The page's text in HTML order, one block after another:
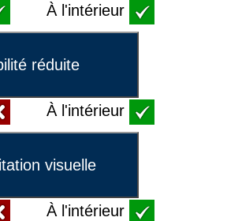
À l'intérieur
réduite
À l'intérieur
visuelle
À l'intérieur